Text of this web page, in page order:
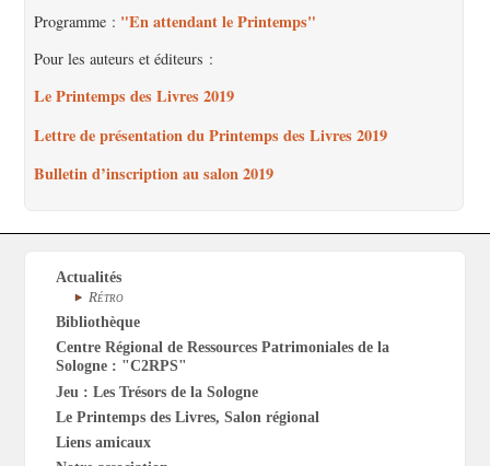
Programme : "En attendant le Printemps"
Pour les auteurs et éditeurs :
Le Printemps des Livres 2019
Lettre de présentation du Printemps des Livres 2019
Bulletin d’inscription au salon 2019
Actualités
Rétro
Bibliothèque
Centre Régional de Ressources Patrimoniales de la
Sologne : "C2RPS"
Jeu : Les Trésors de la Sologne
Le Printemps des Livres, Salon régional
Liens amicaux